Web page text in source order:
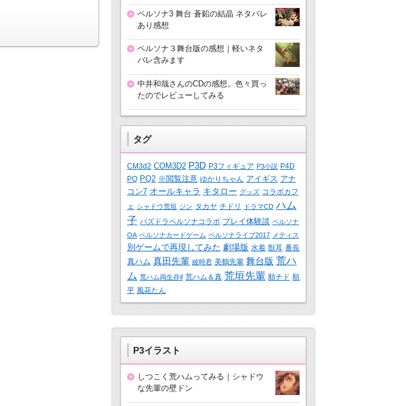
ペルソナ3 舞台 蒼鉛の結晶 ネタバレ
あり感想
ペルソナ３舞台版の感想｜軽いネタ
バレ含みます
中井和哉さんのCDの感想。色々買っ
たのでレビューしてみる
タグ
CM3d2 COM3D2 P3D P3フィギュア P3小説 P4D
PQ PQ2 ※閲覧注意 ゆかりちゃん アイギス アナ
コン7 オールキャラ キタロー グッズ コラボカフ
ェ シャドウ荒垣 ジン タカヤ チドリ ドラマCD ハム
子 パズドラペルソナコラボ プレイ体験談 ペルソナ
OA ペルソナカードゲーム ペルソナライブ2017 メティス
別ゲームで再現してみた 劇場版 水着 獣耳 番長
真ハム 真田先輩 綾時君 美鶴先輩 舞台版 荒ハ
ム 荒ハム両生存if 荒ハム＆真 荒垣先輩 順チド 順
平 風花たん
P3イラスト
しつこく荒ハムってみる｜シャドウ
な先輩の壁ドン